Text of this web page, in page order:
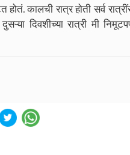
कालची रात्र होती सर्व
दिवशीच्या रात्री मी